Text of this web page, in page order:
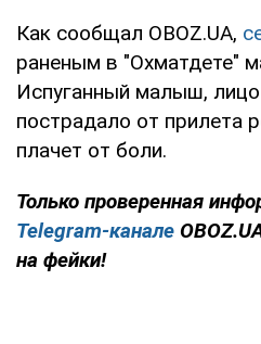
Как сообщал OBOZ.UA,
раненым в "Охматдете"
Испуганный малыш,
пострадало от прилета
плачет от боли.
Только проверенная
Telegram-канале
на фейки!